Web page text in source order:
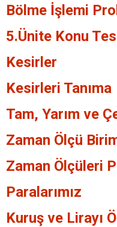
Bölme İşlemi
5.Ünite Konu
Kesirler
Kesirleri Tanıma
Tam, Yarım ve
Zaman Ölçü
Zaman Ölçüleri
Paralarımız
Kuruş ve Lirayı